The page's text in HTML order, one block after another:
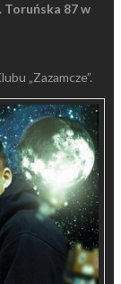
Toruńska 87w
„Zazamcze”.